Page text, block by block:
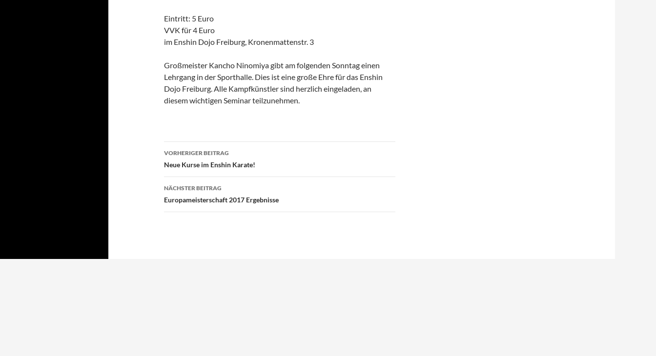
Eintritt: 5 Euro
VVK für 4 Euro
im Enshin Dojo Freiburg, Kronenmattenstr. 3
Großmeister Kancho Ninomiya gibt am folgenden Sonntag einen
Lehrgang in der Sporthalle. Dies ist eine große Ehre für das Enshin
Dojo Freiburg. Alle Kampfkünstler sind herzlich eingeladen, an
diesem wichtigen Seminar teilzunehmen.
Beitragsnavigation
VORHERIGER BEITRAG
Neue Kurse im Enshin Karate!
NÄCHSTER BEITRAG
Europameisterschaft 2017 Ergebnisse